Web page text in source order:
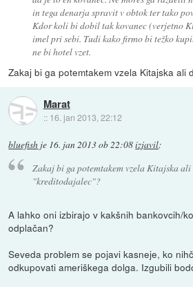
in tega denarja spravit v obtok ter tako
Kdor koli bi dobil tak kovanec (verjetno
imel pri sebi. Tudi kako firmo bi težko
ne bi hotel vzet.
Zakaj bi ga potemtakem vzela Kitajska ali
Marat
:: 16. jan 2013, 22:12
bluefish je 16. jan 2013 ob 22:08izjavil:
Zakaj bi ga potemtakem vzela Kitajska
"kreditodajalec"?
A lahko oni izbirajo v kakšnih bankovcih/
odplačan?
Seveda problem se pojavi kasneje, ko
odkupovati ameriškega dolga. Izgubili